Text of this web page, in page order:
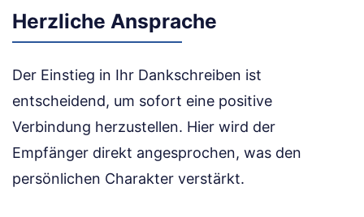
Herzliche Ansprache
Der Einstieg in Ihr Dankschreiben ist
entscheidend, um sofort eine positive
Verbindung herzustellen. Hier wird der
Empfänger direkt angesprochen, was den
persönlichen Charakter verstärkt.